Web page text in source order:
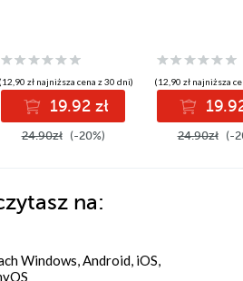
(12,90 zł najniższa cena z 30 dni)
19.92 zł
24.90zł (-20%)
(12,90 zł najniższa
24.90zł (-
na:
Windows, Android, iOS,